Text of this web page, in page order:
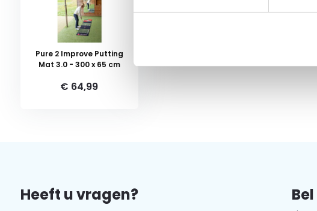
Pure 2 Improve Putting
Mat 3.0 - 300 x 65 cm
€ 64,99
Heeft u vragen?